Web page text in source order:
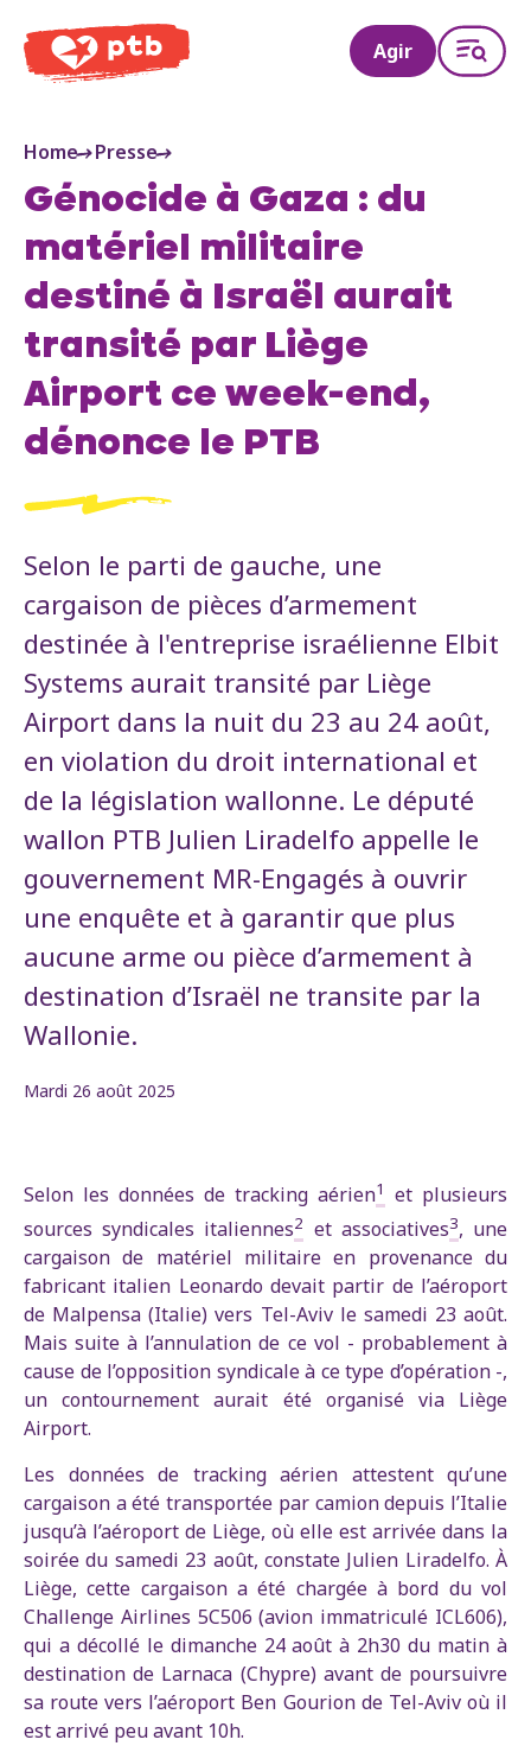
PTB
Agir
Home Presse
Génocide à Gaza : du
matériel militaire
destiné à Israël aurait
transité par Liège
Airport ce week-end,
dénonce le PTB
Selon le parti de gauche, une
cargaison de pièces d’armement
destinée à l'entreprise israélienne Elbit
Systems aurait transité par Liège
Airport dans la nuit du 23 au 24 août,
en violation du droit international et
de la législation wallonne. Le député
wallon PTB Julien Liradelfo appelle le
gouvernement MR-Engagés à ouvrir
une enquête et à garantir que plus
aucune arme ou pièce d’armement à
destination d’Israël ne transite par la
Wallonie.
Mardi 26 août 2025
Selon les données de tracking aérien1
et plusieurs
sources syndicales italiennes2 et associatives3, une
cargaison de matériel militaire en provenance du
fabricant italien Leonardo devait partir de l’aéroport
de Malpensa (Italie) vers Tel-Aviv le samedi 23 août.
Mais suite à l’annulation de ce vol - probablement à
cause de l’opposition syndicale à ce type d’opération -,
un contournement aurait été organisé via Liège
Airport.
Les données de tracking aérien attestent qu’une
cargaison a été transportée par camion depuis l’Italie
jusqu’à l’aéroport de Liège, où elle est arrivée dans la
soirée du samedi 23 août, constate Julien Liradelfo. À
Liège, cette cargaison a été chargée à bord du vol
Challenge Airlines 5C506 (avion immatriculé ICL606),
qui a décollé le dimanche 24 août à 2h30 du matin à
destination de Larnaca (Chypre) avant de poursuivre
sa route vers l’aéroport Ben Gourion de Tel-Aviv où il
est arrivé peu avant 10h.